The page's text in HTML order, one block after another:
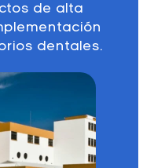
de alta
dentales.